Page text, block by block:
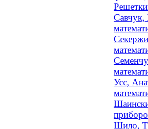
Савчук,
Усс,
Шило,